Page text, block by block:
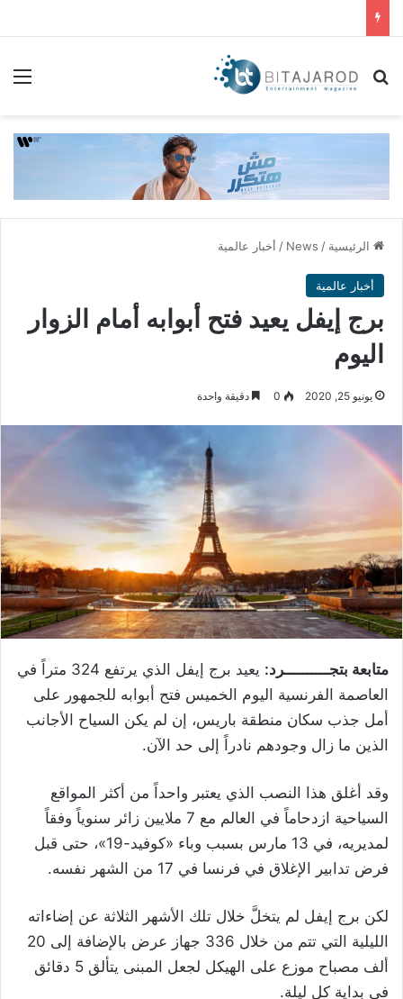
بحث عن
الرئيسية /
News
/ أخبار عالمية
أخبار عالمية
برج إيفل يعيد فتح أبوابه أمام الزوار
اليوم
يونيو 25, 2020 0 دقيقة واحدة
متابعة بتجــــــــــرد:
يعيد برج إيفل الذي يرتفع 324 متراً في
العاصمة الفرنسية اليوم الخميس فتح أبوابه للجمهور على
أمل جذب سكان منطقة باريس، إن لم يكن السياح الأجانب
الذين ما زال وجودهم نادراً إلى حد الآن.
وقد أغلق هذا النصب الذي يعتبر واحداً من أكثر المواقع
السياحية ازدحاماً في العالم مع 7 ملايين زائر سنوياً وفقاً
لمديريه، في 13 مارس بسبب وباء «كوفيد-19»، حتى قبل
فرض تدابير الإغلاق في فرنسا في 17 من الشهر نفسه.
لكن برج إيفل لم يتخلَّ خلال تلك الأشهر الثلاثة عن إضاءاته
الليلية التي تتم من خلال 336 جهاز عرض بالإضافة إلى 20
ألف مصباح موزع على الهيكل لجعل المبنى يتألق 5 دقائق
في بداية كل ليلة.